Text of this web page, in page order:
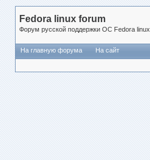
Fedora linux forum
Форум русской поддержки ОС Fedora linux
На главную форума На сайт